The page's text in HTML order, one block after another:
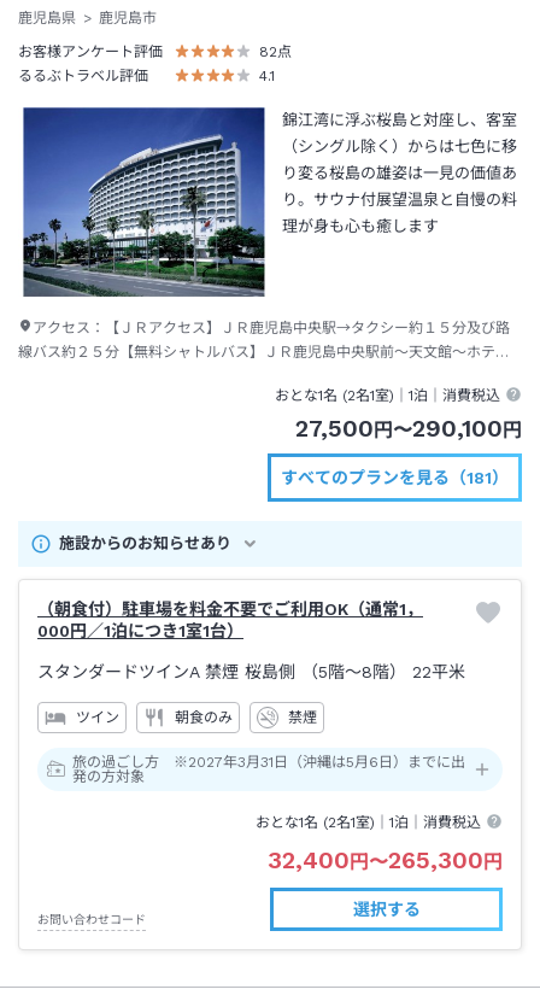
鹿児島県
鹿児島市
お客様アンケート評価
82点
るるぶトラベル評価
4.1
錦江湾に浮ぶ桜島と対座し、客室
（シングル除く）からは七色に移
り変る桜島の雄姿は一見の価値あ
り。サウナ付展望温泉と自慢の料
理が身も心も癒します
アクセス：
【ＪＲアクセス】ＪＲ鹿児島中央駅→タクシー約１５分及び路
線バス約２５分【無料シャトルバス】ＪＲ鹿児島中央駅前～天文館～ホテル
おとな1名 (2名1室)｜1泊 ｜消費税込
27,500円〜290,100円
すべてのプランを見る（181）
施設からのお知らせあり
（朝食付）駐車場を料金不要でご利用OK（通常1，
000円／1泊につき1室1台）
スタンダードツインA 禁煙 桜島側 （5階～8階） 22平米
ツイン 朝食のみ 禁煙
旅の過ごし方 ※2027年3月31日（沖縄は5月6日）までに出
発の方対象
おとな1名 (2名1室)｜1泊 ｜消費税込
32,400円〜265,300円
お問い合わせコード
選択する